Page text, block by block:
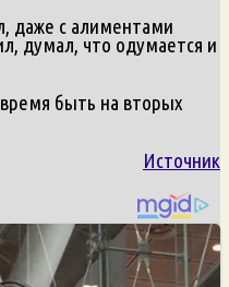
даже с алиментами
думал, что одумается и
быть на вторых
Источник